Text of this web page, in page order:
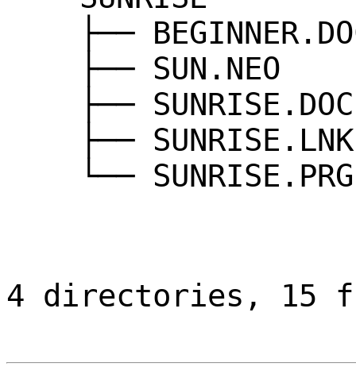
├──
├── SUN.NEO
├── SUNRISE.DOC
├── SUNRISE.LNK
└── SUNRISE.PRG
4 directories, 15